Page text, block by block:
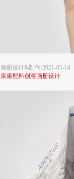
画册设计&制作/2021-05-14
泉康配料创意画册设计